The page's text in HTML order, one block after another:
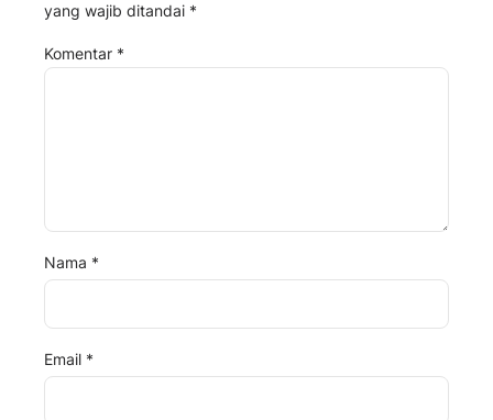
yang wajib ditandai *
Komentar *
Nama *
Email *